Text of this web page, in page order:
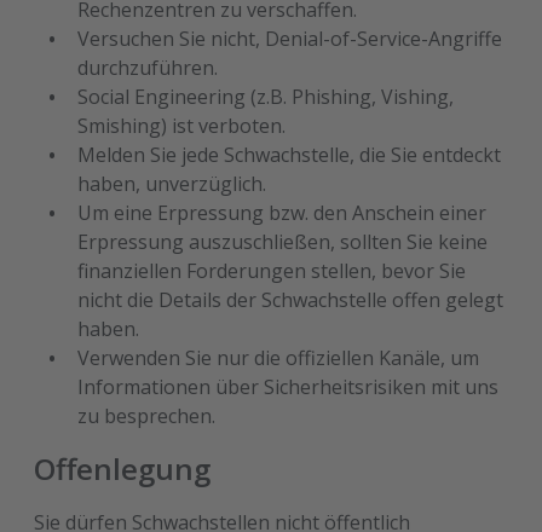
Rechenzentren zu verschaffen.
Versuchen Sie nicht, Denial-of-Service-Angriffe
durchzuführen.
Social Engineering (z.B. Phishing, Vishing,
Smishing) ist verboten.
Melden Sie jede Schwachstelle, die Sie entdeckt
haben, unverzüglich.
Um eine Erpressung bzw. den Anschein einer
Erpressung auszuschließen, sollten Sie keine
finanziellen Forderungen stellen, bevor Sie
nicht die Details der Schwachstelle offen gelegt
haben.
Verwenden Sie nur die offiziellen Kanäle, um
Informationen über Sicherheitsrisiken mit uns
zu besprechen.
Offenlegung
Sie dürfen Schwachstellen nicht öffentlich